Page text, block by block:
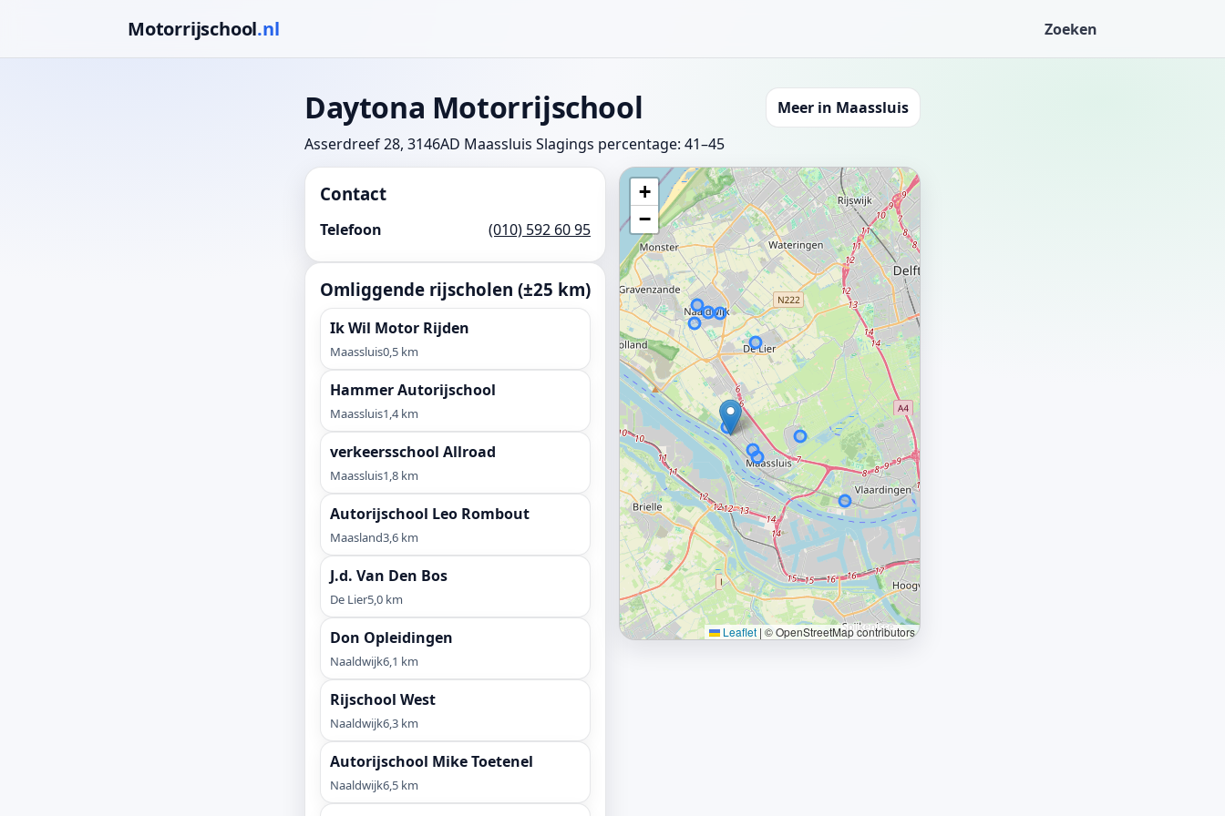
Motorrijschool.nl Zoeken
Daytona Motorrijschool
Asserdreef 28, 3146AD Maassluis Slagings percentage: 41–45
Meer in Maassluis
Contact
Telefoon (010) 592 60 95
Omliggende rijscholen (±25 km)
Ik Wil Motor Rijden
Maassluis0,5 km
Hammer Autorijschool
Maassluis1,4 km
verkeersschool Allroad
Maassluis1,8 km
Autorijschool Leo Rombout
Maasland3,6 km
J.d. Van Den Bos
De Lier5,0 km
Don Opleidingen
Naaldwijk6,1 km
Rijschool West
Naaldwijk6,3 km
Autorijschool Mike Toetenel
Naaldwijk6,5 km
+
−
Leaflet | © OpenStreetMap contributors